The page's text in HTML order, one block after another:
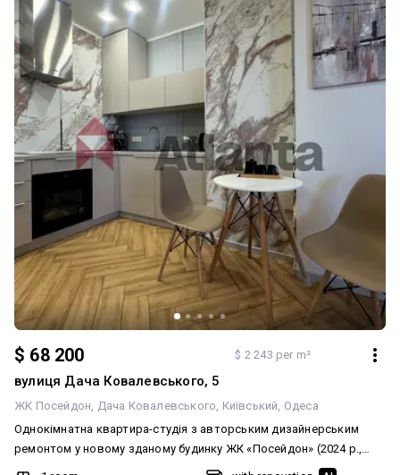
$ 68 200 $ 2 243 per m²
вулиця Дача Ковалевського, 5
ЖК Посейдон Дача Ковалевського Київський Одеса
Однокімнатна квартира-студія з авторським дизайнерським
ремонтом у новому зданому будинку ЖК «Посейдон» (2024 р.,
Гефест) у курортному районі біля моря Золотий Берег. Загальна